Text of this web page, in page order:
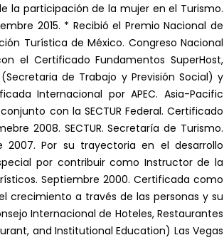
la participación de la mujer en el Turismo.
2015. * Recibió el Premio Nacional de
Turística de México. Congreso Nacional
el Certificado Fundamentos SuperHost,
de Trabajo y Previsión Social) y
Internacional por APEC. Asia-Pacific
con la SECTUR Federal. Certificado
2008. SECTUR. Secretaría de Turismo.
2007. Por su trayectoria en el desarrollo
por contribuir como Instructor de la
Septiembre 2000. Certificada como
crecimiento a través de las personas y su
Internacional de Hoteles, Restaurantes
and Institutional Education) Las Vegas